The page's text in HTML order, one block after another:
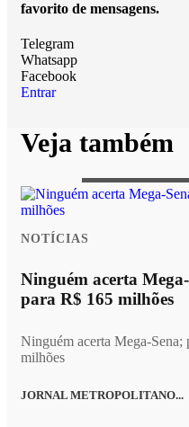
favorito de mensagens.
Telegram
Whatsapp
Facebook
Entrar
Veja também
NOTÍCIAS
Ninguém acerta
para R$ 165 milhões
Ninguém acerta Mega-
milhões
JORNAL METROPOLITANO...